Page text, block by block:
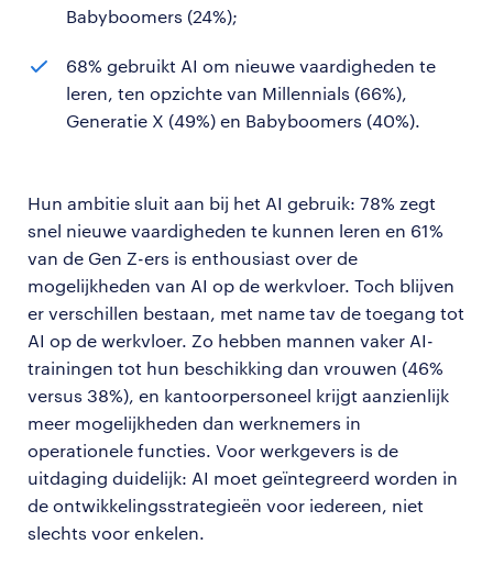
Babyboomers (24%);
68% gebruikt AI om nieuwe vaardigheden te
leren, ten opzichte van Millennials (66%),
Generatie X (49%) en Babyboomers (40%).
Hun ambitie sluit aan bij het AI gebruik: 78% zegt
snel nieuwe vaardigheden te kunnen leren en 61%
van de Gen Z-ers is enthousiast over de
mogelijkheden van AI op de werkvloer. Toch blijven
er verschillen bestaan, met name tav de toegang tot
AI op de werkvloer. Zo hebben mannen vaker AI-
trainingen tot hun beschikking dan vrouwen (46%
versus 38%), en kantoorpersoneel krijgt aanzienlijk
meer mogelijkheden dan werknemers in
operationele functies. Voor werkgevers is de
uitdaging duidelijk: AI moet geïntegreerd worden in
de ontwikkelingsstrategieën voor iedereen, niet
slechts voor enkelen.